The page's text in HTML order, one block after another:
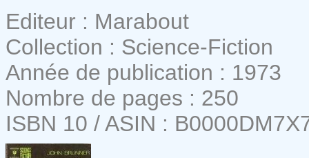
Editeur : Marabout
Collection : Science-Fiction
Année de publication : 1973
Nombre de pages : 250
ISBN 10 / ASIN :